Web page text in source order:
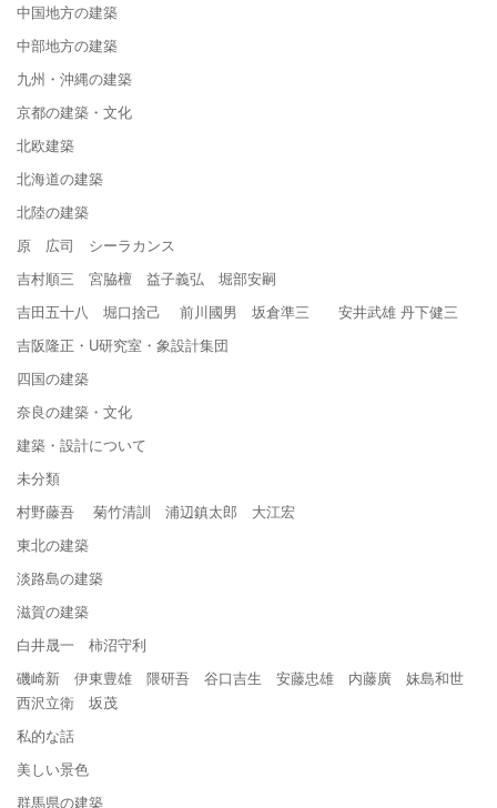
中国地方の建築
中部地方の建築
九州・沖縄の建築
京都の建築・文化
北欧建築
北海道の建築
北陸の建築
原 広司 シーラカンス
吉村順三 宮脇檀 益子義弘 堀部安嗣
吉田五十八 堀口捨己 前川國男 坂倉準三 安井武雄 丹下健三
吉阪隆正・U研究室・象設計集団
四国の建築
奈良の建築・文化
建築・設計について
未分類
村野藤吾 菊竹清訓 浦辺鎮太郎 大江宏
東北の建築
淡路島の建築
滋賀の建築
白井晟一 柿沼守利
磯崎新 伊東豊雄 隈研吾 谷口吉生 安藤忠雄 内藤廣 妹島和世
西沢立衛 坂茂
私的な話
美しい景色
群馬県の建築